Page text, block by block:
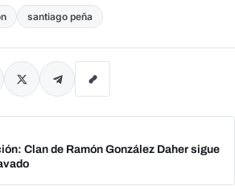
santiago peña
Clan de Ramón González Daher sigue